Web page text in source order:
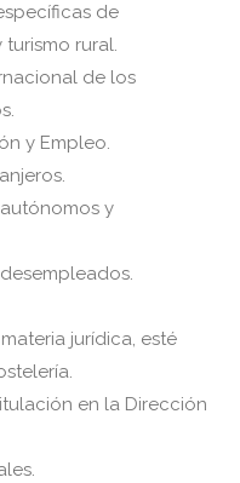
de
rural.
de los
y Empleo.
y
jurídica, esté
en la Dirección